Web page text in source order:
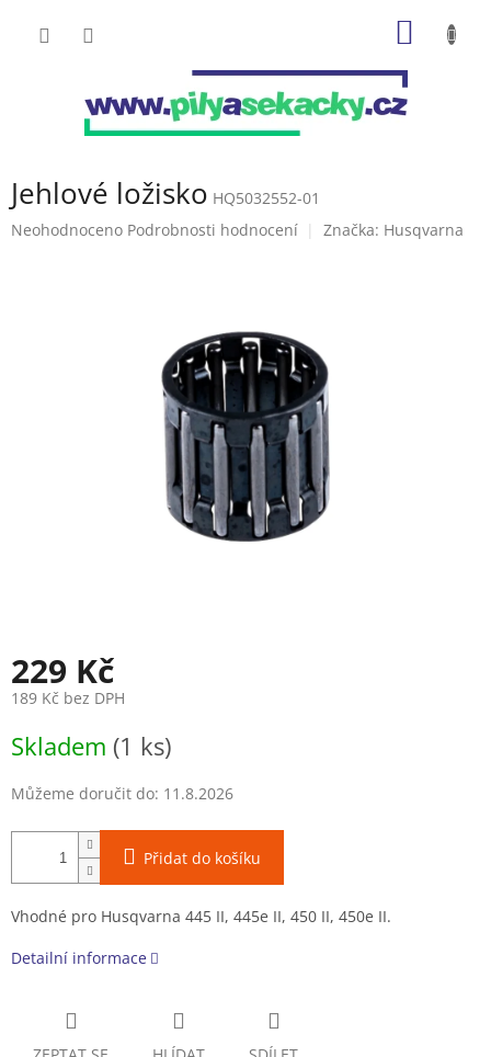
Jehlové ložisko HQ5032552-01
Průměrné
Neohodnoceno Podrobnosti hodnocení Značka: Husqvarna
229 Kč
189 Kč bez DPH
cena:
Skladem (1 ks)
Můžeme doručit do: 11.8.2026
Přidat do košíku
Vhodné pro Husqvarna 445 II, 445e II, 450 II, 450e II.
Detailní informace